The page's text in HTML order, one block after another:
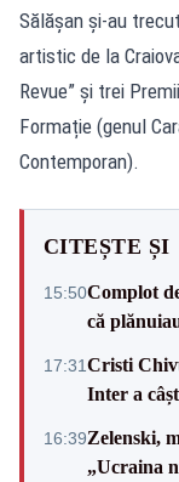
Sălășan și-au
artistic de la
Revue” și trei
Formație (genul
Contemporan).
CITEȘTE ȘI
15:50Complot
că
17:31Cristi
Inter a
16:39Zelenski,
„Ucraina